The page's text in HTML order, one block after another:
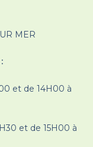
MER
et de 14H00 à
et de 15H00 à